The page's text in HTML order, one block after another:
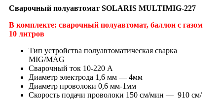
Сварочный полуавтомат SOLARIS MULTIMIG-227
В комплекте: сварочный полуавтомат, баллон с газом
10 литров
Тип устройства полуавтоматическая сварка
MIG/MAG
Сварочный ток 10-220 А
Диаметр электрода 1,6 мм — 4мм
Диаметр проволоки 0,6 мм-1мм
Скорость подачи проволоки 150 см/мин — 910 см/